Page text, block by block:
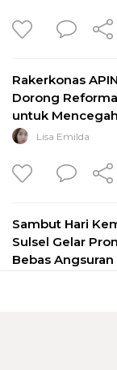
Rakerkonas
Dorong
untuk
Lisa Emilda
Sambut Hari
Sulsel Gelar
Bebas